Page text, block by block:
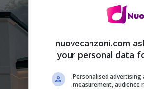
nuovecanzoni.com
your personal data
Personalised
measurement, audience